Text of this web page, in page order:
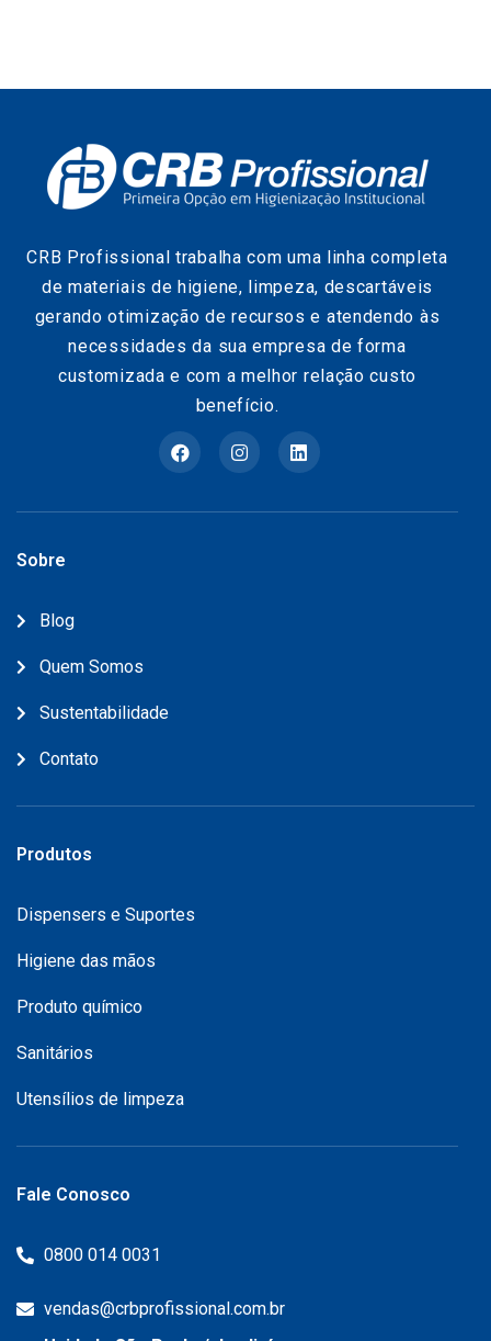
CRB Profissional trabalha com uma linha completa
de materiais de higiene, limpeza, descartáveis
gerando otimização de recursos e atendendo às
necessidades da sua empresa de forma
customizada e com a melhor relação custo
benefício.
Sobre
Blog
Quem Somos
Sustentabilidade
Contato
Produtos
Dispensers e Suportes
Higiene das mãos
Produto químico
Sanitários
Utensílios de limpeza
Fale Conosco
0800 014 0031
vendas@crbprofissional.com.br